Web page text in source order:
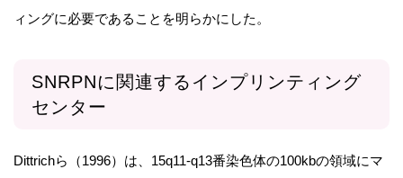
ィングに必要であることを明らかにした。
SNRPNに関連するインプリンティング
センター
Dittrichら（1996）は、15q11-q13番染色体の100kbの領域にマ